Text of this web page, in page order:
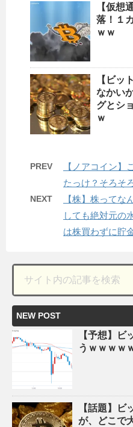
【仮想
落！１
ｗｗ
【ビッ
なかい
グとシ
ｗ
PREV
【ノアコイン】
たっけ？そろそ
NEXT
【株】株ってな
しても絶対元の
は株買わずに貯
NEW POST
【予想】ビ
うｗｗｗｗ
【話題】ビ
が、どこで